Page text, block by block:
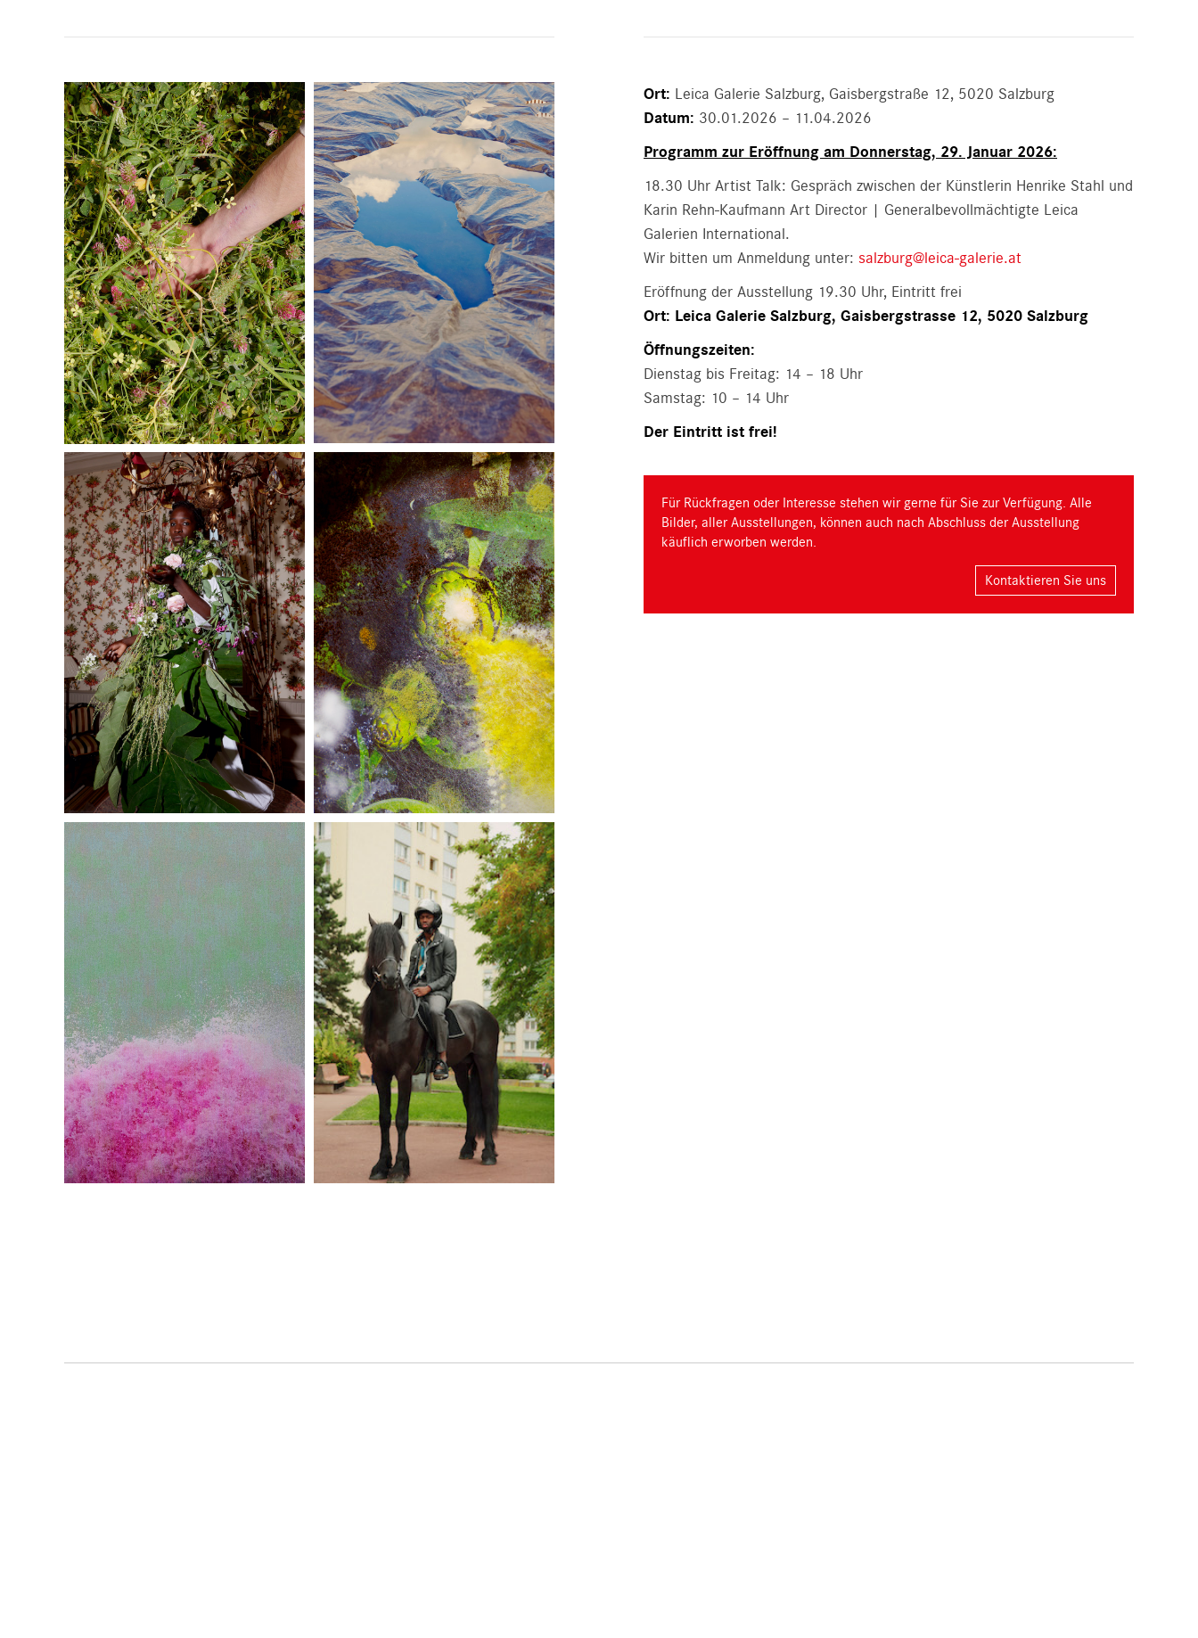
Ort: Leica Galerie Salzburg, Gaisbergstraße 12, 5020 Salzburg
Datum: 30.01.2026 – 11.04.2026
Programm zur Eröffnung am Donnerstag, 29. Januar 2026:
18.30 Uhr Artist Talk: Gespräch zwischen der Künstlerin Henrike Stahl und
Karin Rehn-Kaufmann Art Director | Generalbevollmächtigte Leica
Galerien International.
Wir bitten um Anmeldung unter: salzburg@leica-galerie.at
Eröffnung der Ausstellung 19.30 Uhr, Eintritt frei
Ort: Leica Galerie Salzburg, Gaisbergstrasse 12, 5020 Salzburg
Öffnungszeiten:
Dienstag bis Freitag: 14 – 18 Uhr
Samstag: 10 – 14 Uhr
Der Eintritt ist frei!
Für Rückfragen oder Interesse stehen wir gerne für Sie zur Verfügung. Alle
Bilder, aller Ausstellungen, können auch nach Abschluss der Ausstellung
käuflich erworben werden.
Kontaktieren Sie uns